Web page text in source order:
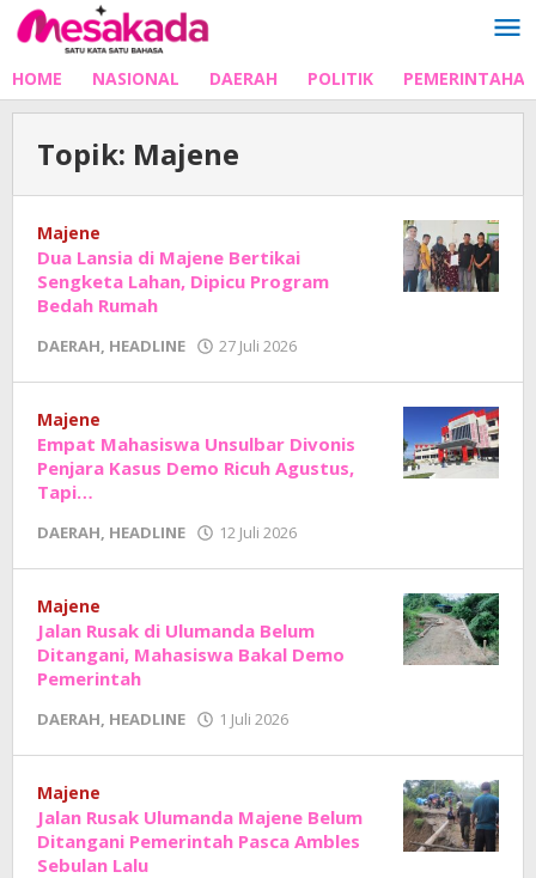
Lewati
ke
HOME NASIONAL DAERAH POLITIK
Topik: Majene
Majene
Dua Lansia di Majene Bertikai
Sengketa Lahan, Dipicu Program
Bedah Rumah
DAERAH, HEADLINE 27 Juli 2026
Junaedi
Majene
Empat Mahasiswa Unsulbar Divonis
Penjara Kasus Demo Ricuh Agustus,
Tapi…
DAERAH, HEADLINE 12 Juli 2026
Junaedi
Majene
Jalan Rusak di Ulumanda Belum
Ditangani, Mahasiswa Bakal Demo
Pemerintah
DAERAH, HEADLINE 1 Juli 2026
Junaedi
Majene
Jalan Rusak Ulumanda Majene Belum
Ditangani Pemerintah Pasca Ambles
Sebulan Lalu